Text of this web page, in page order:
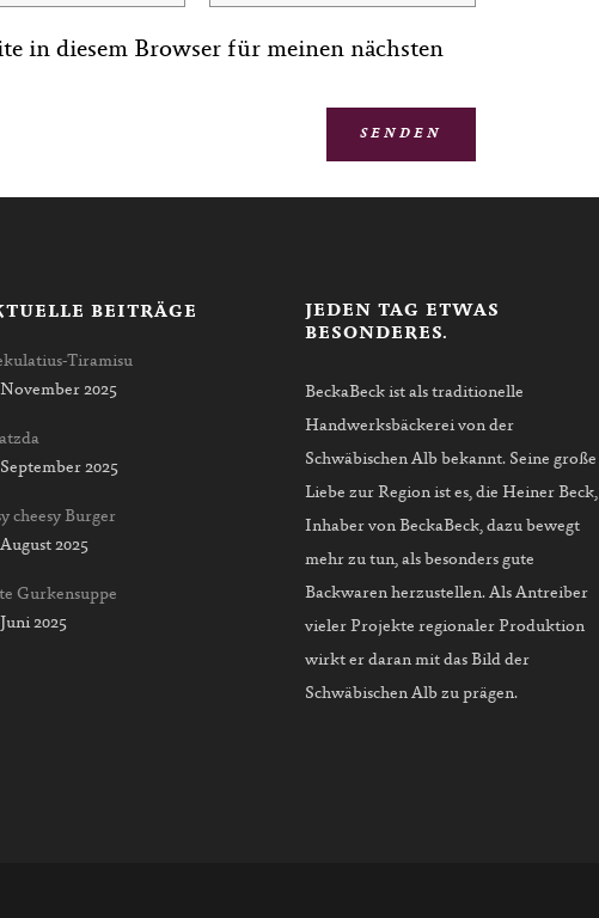
in diesem Browser für meinen nächsten
BEITRÄGE
Tiramisu
November 2025
2025
cheesy Burger
2025
Gurkensuppe
2025
JEDEN TAG ETWAS
BESONDERES.
BeckaBeck ist als traditionelle
Handwerksbäckerei von der
Schwäbischen Alb bekannt. Seine große
Liebe zur Region ist es, die Heiner Beck,
Inhaber von BeckaBeck, dazu bewegt
mehr zu tun, als besonders gute
Backwaren herzustellen. Als Antreiber
vieler Projekte regionaler Produktion
wirkt er daran mit das Bild der
Schwäbischen Alb zu prägen.